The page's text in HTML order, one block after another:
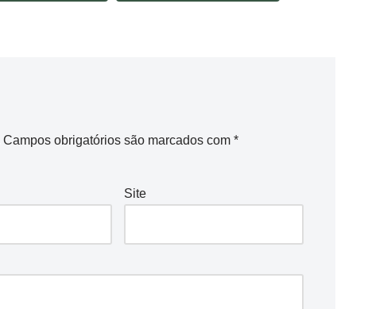
Campos obrigatórios são marcados com *
Site